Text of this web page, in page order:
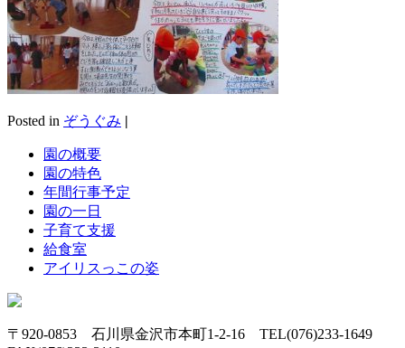
Posted in ぞうぐみ |
園の概要
園の特色
年間行事予定
園の一日
子育て支援
給食室
アイリスっこの姿
〒920-0853 石川県金沢市本町1-2-16 TEL(076)233-1649